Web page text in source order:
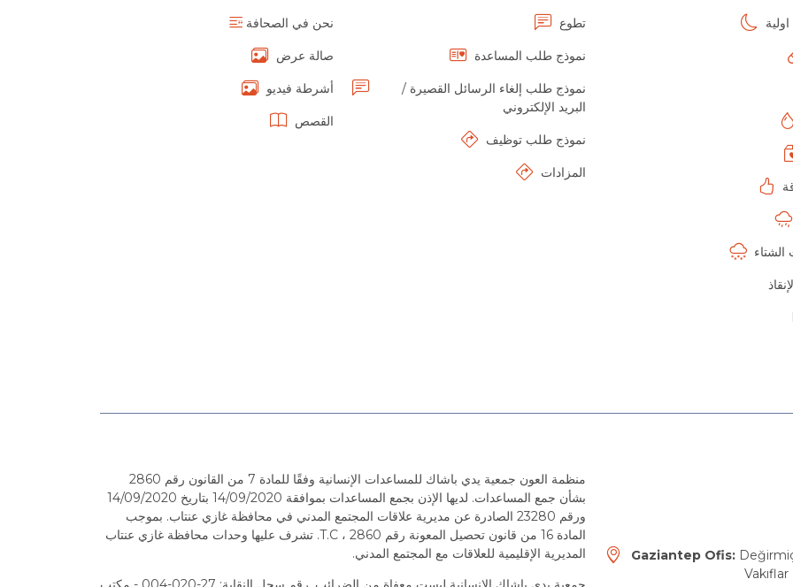
تطوع
نموذج طلب المساعدة
نموذج طلب إلغاء الرسائل القصيرة /
البريد الإلكتروني
نموذج طلب توظيف
المزادات
نحن في الصحافة
صالة عرض
أشرطة فيديو
القصص
Gaziantep Ofis:
منظمة العون جمعية يدي باشاك للمساعدات الإنسانية وفقًا للمادة 7 من القانون رقم 2860
بشأن جمع المساعدات. لديها الإذن بجمع المساعدات بموافقة 14/09/2020 بتاريخ 14/09/2020
ورقم 23280 الصادرة عن مديرية علاقات المجتمع المدني في محافظة غازي عنتاب. بموجب
المادة 16 من قانون تحصيل المعونة رقم 2860 ، T.C. تشرف عليها وحدات محافظة غازي عنتاب
المديرية الإقليمية للعلاقات مع المجتمع المدني.